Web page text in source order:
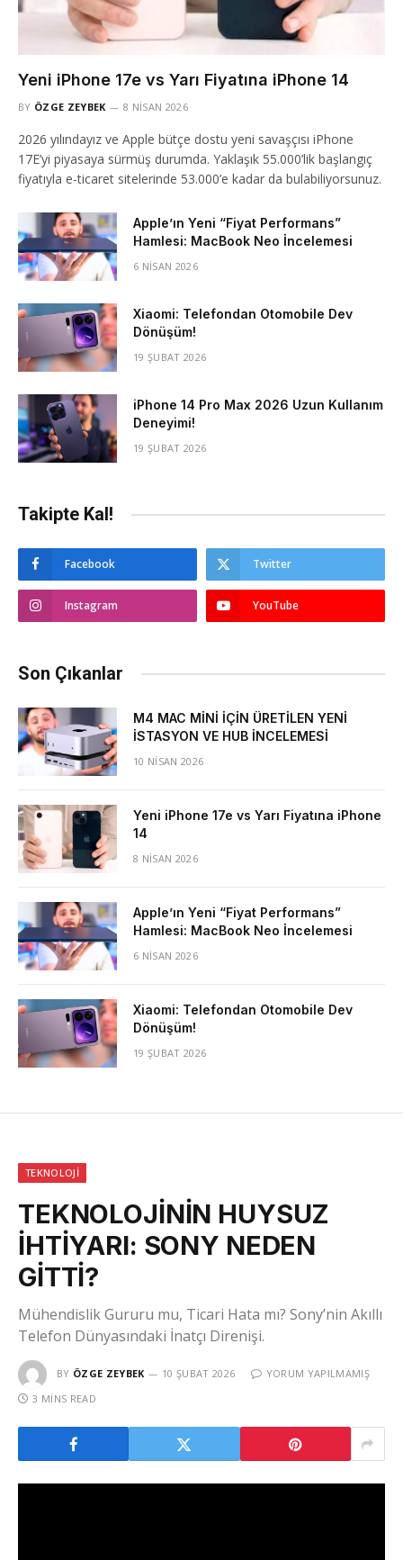
Yeni iPhone 17e vs Yarı Fiyatına iPhone 14
BY ÖZGE ZEYBEK 8 NISAN 2026
2026 yılındayız ve Apple bütçe dostu yeni savaşçısı iPhone
17E’yi piyasaya sürmüş durumda. Yaklaşık 55.000’lik başlangıç
fiyatıyla e-ticaret sitelerinde 53.000’e kadar da bulabiliyorsunuz.
Apple’ın Yeni “Fiyat Performans”
Hamlesi: MacBook Neo İncelemesi
6 NISAN 2026
Xiaomi: Telefondan Otomobile Dev
Dönüşüm!
19 ŞUBAT 2026
iPhone 14 Pro Max 2026 Uzun Kullanım
Deneyimi!
19 ŞUBAT 2026
Takipte Kal!
Facebook Twitter
Instagram YouTube
Son Çıkanlar
M4 MAC MİNİ İÇİN ÜRETİLEN YENİ
İSTASYON VE HUB İNCELEMESİ
10 NISAN 2026
Yeni iPhone 17e vs Yarı Fiyatına iPhone
14
8 NISAN 2026
Apple’ın Yeni “Fiyat Performans”
Hamlesi: MacBook Neo İncelemesi
6 NISAN 2026
Xiaomi: Telefondan Otomobile Dev
Dönüşüm!
19 ŞUBAT 2026
TEKNOLOJI
TEKNOLOJİNİN HUYSUZ
İHTİYARI: SONY NEDEN
GİTTİ?
Mühendislik Gururu mu, Ticari Hata mı? Sony’nin Akıllı
Telefon Dünyasındaki İnatçı Direnişi.
BY ÖZGE ZEYBEK 10 ŞUBAT 2026
YORUM YAPILMAMIŞ
3 MINS READ